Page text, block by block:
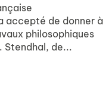
accepté de donner à
philosophiques
Stendhal, de...